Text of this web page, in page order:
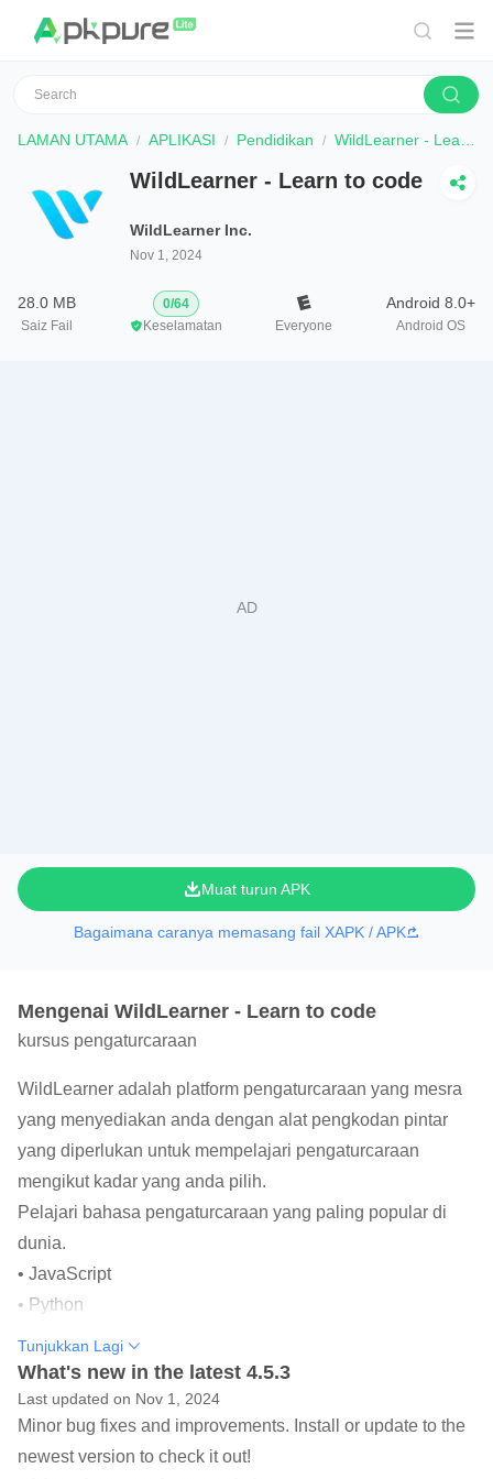
LAMAN UTAMA APLIKASI Pendidikan WildLearner - Learn to code
WildLearner - Learn to code
WildLearner Inc.
Nov 1, 2024
28.0 MB
Saiz Fail
0/64
Keselamatan
Everyone
Android 8.0+
Android OS
Muat turun APK
Bagaimana caranya memasang fail XAPK / APK
Mengenai WildLearner - Learn to code
kursus pengaturcaraan
WildLearner adalah platform pengaturcaraan yang mesra
yang menyediakan anda dengan alat pengkodan pintar
yang diperlukan untuk mempelajari pengaturcaraan
mengikut kadar yang anda pilih.
Pelajari bahasa pengaturcaraan yang paling popular di
dunia.
• JavaScript
• Python
• C ++
• HTML
• CSS
• Pantas
Tunjukkan Lagi
What's new in the latest 4.5.3
Last updated on Nov 1, 2024
Minor bug fixes and improvements. Install or update to the
newest version to check it out!